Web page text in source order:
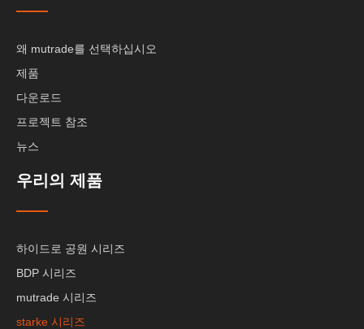
왜 mutrade를 선택하십시오
제품
다운로드
프로젝트 참조
뉴스
우리의 제품
하이드로 공원 시리즈
BDP 시리즈
mutrade 시리즈
starke 시리즈